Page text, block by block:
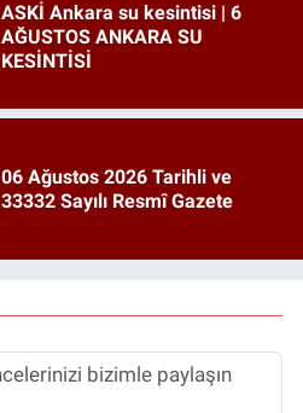
ASKİ Ankara su kesintisi | 6
AĞUSTOS ANKARA SU
KESİNTİSİ
06 Ağustos 2026 Tarihli ve
33332 Sayılı Resmî Gazete